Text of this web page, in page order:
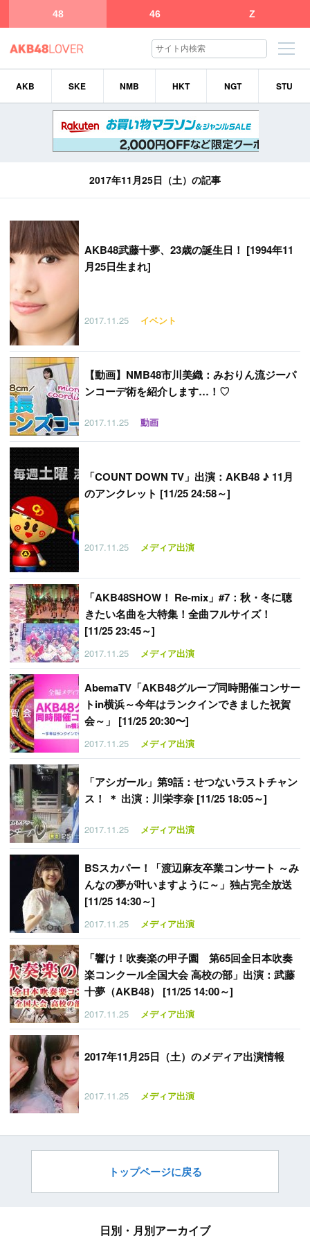
48 46 Z
AKB SKE NMB HKT NGT STU
2017年11月25日（土）の記事
AKB48武藤十夢、23歳の誕生日！ [1994年11
月25日生まれ]
2017.11.25 イベント
【動画】NMB48市川美織：みおりん流ジーパ
ンコーデ術を紹介します…！♡
2017.11.25 動画
「COUNT DOWN TV」出演：AKB48 ♪ 11月
のアンクレット [11/25 24:58～]
2017.11.25 メディア出演
「AKB48SHOW！ Re-mix」#7：秋・冬に聴
きたい名曲を大特集！全曲フルサイズ！
[11/25 23:45～]
2017.11.25 メディア出演
AbemaTV「AKB48グループ同時開催コンサー
トin横浜～今年はランクインできました祝賀
会～」 [11/25 20:30〜]
2017.11.25 メディア出演
「アシガール」第9話：せつないラストチャン
ス！ ＊ 出演：川栄李奈 [11/25 18:05～]
2017.11.25 メディア出演
BSスカパー！「渡辺麻友卒業コンサート ～み
んなの夢が叶いますように～」独占完全放送
[11/25 14:30～]
2017.11.25 メディア出演
「響け！吹奏楽の甲子園 第65回全日本吹奏
楽コンクール全国大会 高校の部」出演：武藤
十夢（AKB48） [11/25 14:00～]
2017.11.25 メディア出演
2017年11月25日（土）のメディア出演情報
2017.11.25 メディア出演
トップページに戻る
日別・月別アーカイブ